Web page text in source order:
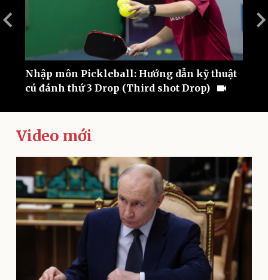
Ảnh
E-Magazine
Infographic
Kinh tế
Thị trường
Giá vàng
Tiêu dùng
Chứng khoán
Nhập môn Pickleball: Hướng dẫn kỹ thuật
cú đánh thứ 3 Drop (Third shot Drop)
Video mới